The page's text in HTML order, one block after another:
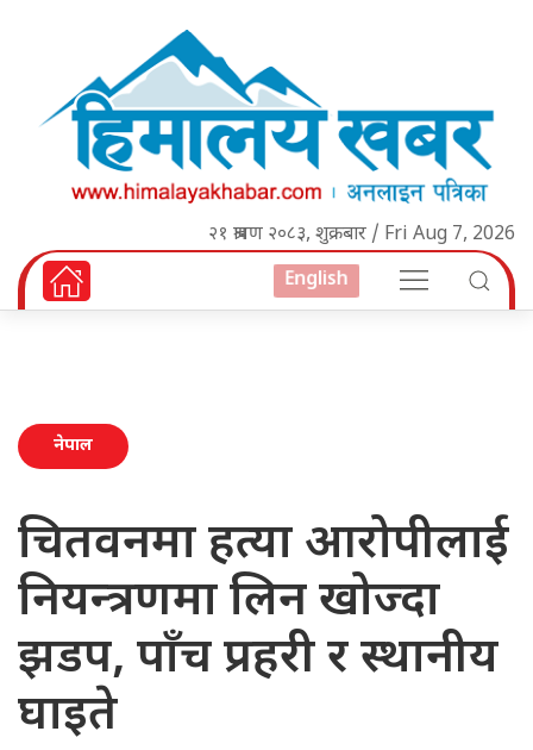
२१ श्रावण २०८३, शुक्रबार / Fri Aug 7, 2026
English
नेपाल
चितवनमा हत्या आरोपीलाई
नियन्त्रणमा लिन खोज्दा
झडप, पाँच प्रहरी र स्थानीय
घाइते